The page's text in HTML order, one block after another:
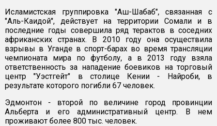
Исламистская группировка "Аш-Шабаб", связанная с
"Аль-Каидой", действует на территории Сомали и в
последние годы совершила ряд терактов в соседних
африканских странах. В 2010 году она осуществила
взрывы в Уганде в спорт-барах во время трансляции
чемпионата мира по футболу, а в 2013 году взяла
ответственность за нападение боевиков на торговый
центр "Уэстгейт" в столице Кении - Найроби, в
результате которого погибли 67 человек.
Эдмонтон - второй по величине город провинции
Альберта и его административный центр. В нем
проживают более 800 тыс. человек.